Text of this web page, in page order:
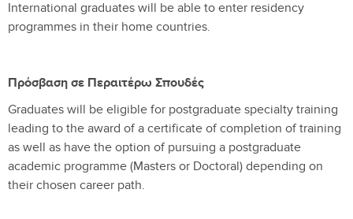
International graduates will be able to enter residency
programmes in their home countries.
Πρόσβαση σε Περαιτέρω Σπουδές
Graduates will be eligible for postgraduate specialty training
leading to the award of a certificate of completion of training
as well as have the option of pursuing a postgraduate
academic programme (Masters or Doctoral) depending on
their chosen career path.